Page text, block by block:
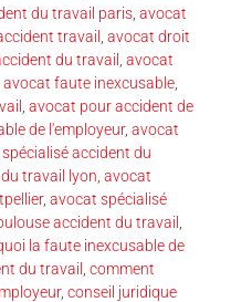
du travail paris avocat
travail
avocat droit
du travail
avocat
avocat faute inexcusable
avocat pour accident de
de l'employeur, avocat
accident du
travail lyon avocat
, avocat spécialisé
accident du travail
la faute inexcusable de
du travail
comment
, conseil juridique